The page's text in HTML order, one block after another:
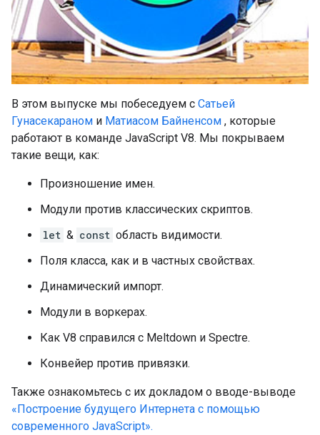
В этом выпуске мы побеседуем с Сатьей
Гунасекараном и Матиасом Байненсом , которые
работают в команде JavaScript V8. Мы покрываем
такие вещи, как:
Произношение имен.
Модули против классических скриптов.
let & const область видимости.
Поля класса, как и в частных свойствах.
Динамический импорт.
Модули в воркерах.
Как V8 справился с Meltdown и Spectre.
Конвейер против привязки.
Также ознакомьтесь с их докладом о вводе-выводе
«Построение будущего Интернета с помощью
современного JavaScript».